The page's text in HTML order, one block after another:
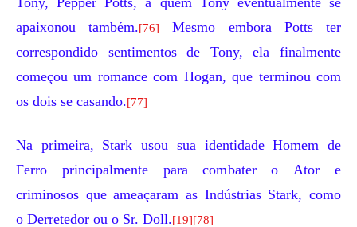
apaixonou também.[76]
Mesmo embora Potts ter
correspondido sentimentos de Tony, ela finalmente
começou um romance com Hogan, que terminou com
os dois se casando.[77]
Na primeira, Stark usou sua identidade Homem de
Ferro principalmente para combater oAtor e
criminosos que ameaçaram as Indústrias Stark, como
o Derretedor ou o Sr. Doll.[19][78]